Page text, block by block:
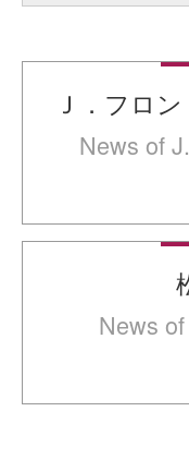
Ｊ．フロ
News of
News